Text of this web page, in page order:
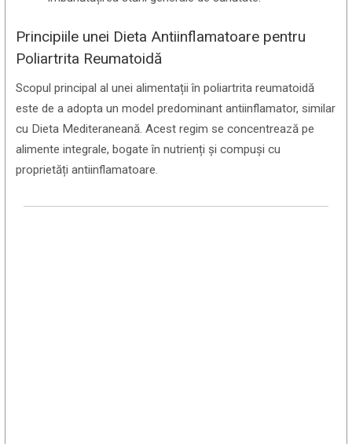
Principiile unei Dieta Antiinflamatoare pentru
Poliartrita Reumatoidă
Scopul principal al unei alimentații în poliartrita reumatoidă
este de a adopta un model predominant antiinflamator, similar
cu Dieta Mediteraneană. Acest regim se concentrează pe
alimente integrale, bogate în nutrienți și compuși cu
proprietăți antiinflamatoare.